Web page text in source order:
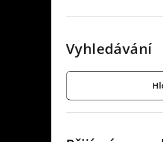
Vyhledávání